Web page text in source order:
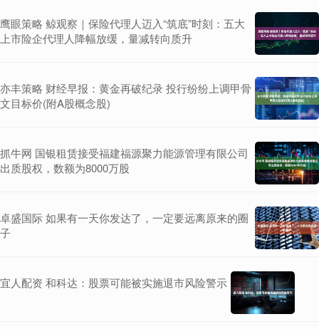
鹰眼策略 鲸观察｜保险代理人迈入“筑底”时刻：五大
上市险企代理人降幅放缓，量减转向质升
亦丰策略 财经早报：黄金再破纪录 投行纷纷上调甲骨
文目标价(附A股概念股)
抓牛网 国银租赁接受福建福源聚力能源管理有限公司
出质股权，数额为8000万股
卓盛国际 如果有一天你发达了，一定要远离原来的圈
子
宜人配资 和科达：股票可能被实施退市风险警示